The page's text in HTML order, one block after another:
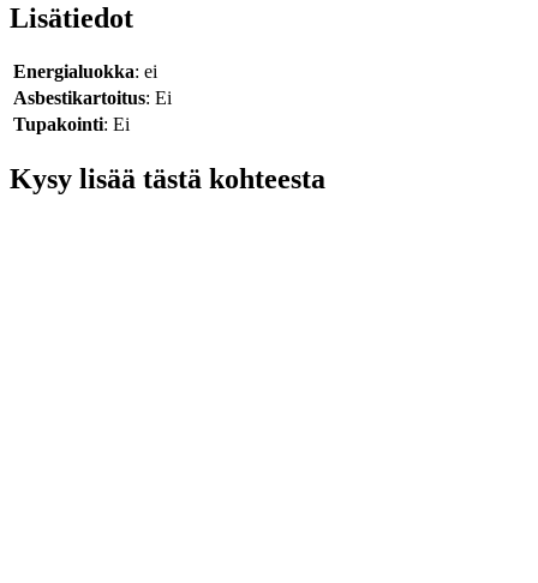
Lisätiedot
Energialuokka: ei
Asbestikartoitus: Ei
Tupakointi: Ei
Kysy lisää tästä kohteesta